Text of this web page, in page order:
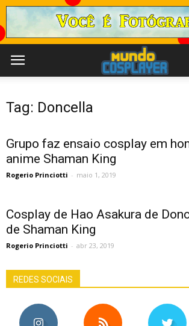
Tag: Doncella
Grupo faz ensaio cosplay em
anime Shaman King
Rogerio Princiotti - maio 1, 2019
Cosplay de Hao Asakura de
de Shaman King
Rogerio Princiotti - abr 23, 2019
REDES SOCIAIS